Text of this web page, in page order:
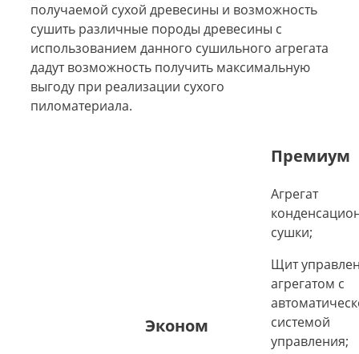
получаемой сухой древесины и возможность
сушить различные породы древесины с
использованием данного сушильного агрегата
дадут возможность получить максимальную
выгоду при реализации сухого
пиломатериала.
Эконом
Премиум
Агрегат
сушки;
Щит
агрегатом с
системой
управления;